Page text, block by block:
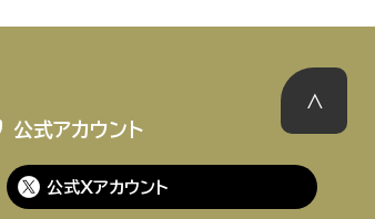
公式アカウント
公式Xアカウント